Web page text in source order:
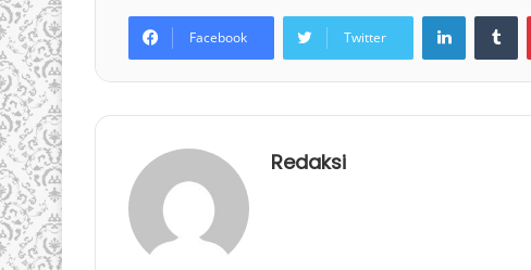
Facebook Twitter
Redaksi